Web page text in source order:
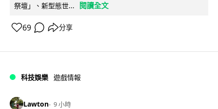
祭壇」、新型態世...
閱讀全文
69 分享
科技娛樂 遊戲情報
Lawton 9 小時